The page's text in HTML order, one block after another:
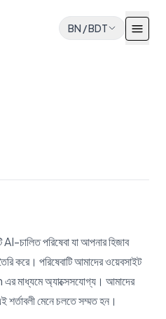
BN /BDT
পরিষেবা যা আপনার হিজাব
করে। পরিষেবাটি আমাদের ওয়েবসাইট
অ্যাক্সেসযোগ্য। আমাদের
শর্তাবলী মেনে চলতে সম্মত হন।